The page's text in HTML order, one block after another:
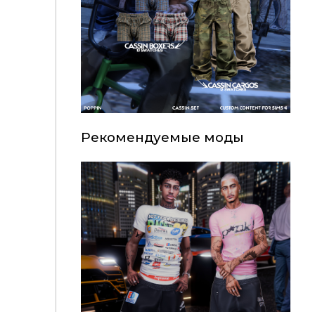
Рекомендуемые моды